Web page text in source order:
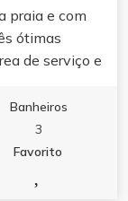
praia e com
ótimas
de serviço e
com sua
de
Banheiros
3
Favorito